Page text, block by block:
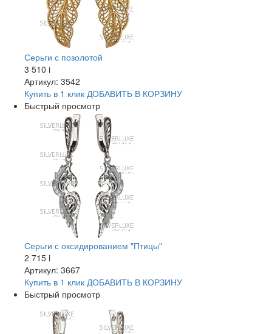
Серьги с позолотой
3 510 i
Артикул: 3542
Купить в 1 клик ДОБАВИТЬ В КОРЗИНУ
Быстрый просмотр
Серьги с оксидированием "Птицы"
2 715 i
Артикул: 3667
Купить в 1 клик ДОБАВИТЬ В КОРЗИНУ
Быстрый просмотр